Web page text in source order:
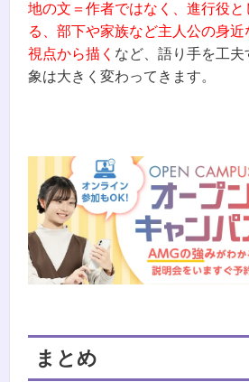
地の文＝作者ではなく、進行役
る、部下や家族など主人公の身
視点から描く など、語り手を工
象は大きく変わってきます。
まとめ